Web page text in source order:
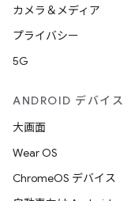
カメラ＆メディア
プライバシー
5G
ANDROID デバイス
大画面
Wear OS
ChromeOS デバイス